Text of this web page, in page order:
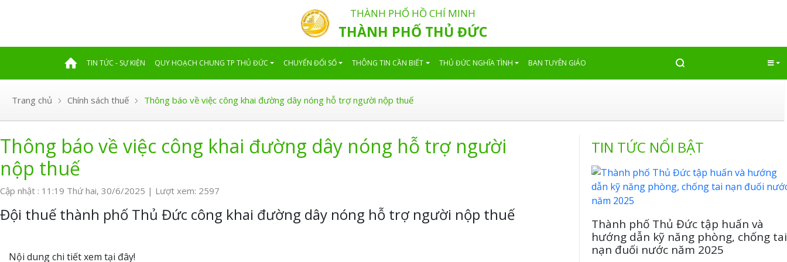
THÀNH PHỐ HỒ CHÍ MINH
THÀNH PHỐ THỦ ĐỨC
TIN TỨC - SỰ KIỆN QUY HOẠCH CHUNG TP THỦ ĐỨC CHUYỂN ĐỔI SỐ THÔNG TIN CẦN BIẾT THỦ ĐỨC NGHĨA TÌNH BAN TUYÊN GIÁO
Trang chủ Chính sách thuế Thông báo về việc công khai đường dây nóng hỗ trợ người nộp thuế
Thông báo về việc công khai đường dây nóng hỗ trợ người
nộp thuế
Cập nhật : 11:19 Thứ hai, 30/6/2025 | Lượt xem: 2597
Đội thuế thành phố Thủ Đức công khai đường dây nóng hỗ trợ người nộp thuế
Nội dung chi tiết xem tại đây!
TIN TỨC NỔI BẬT
Thành phố Thủ Đức tập huấn và
hướng dẫn kỹ năng phòng, chống tai
nạn đuối nước năm 2025